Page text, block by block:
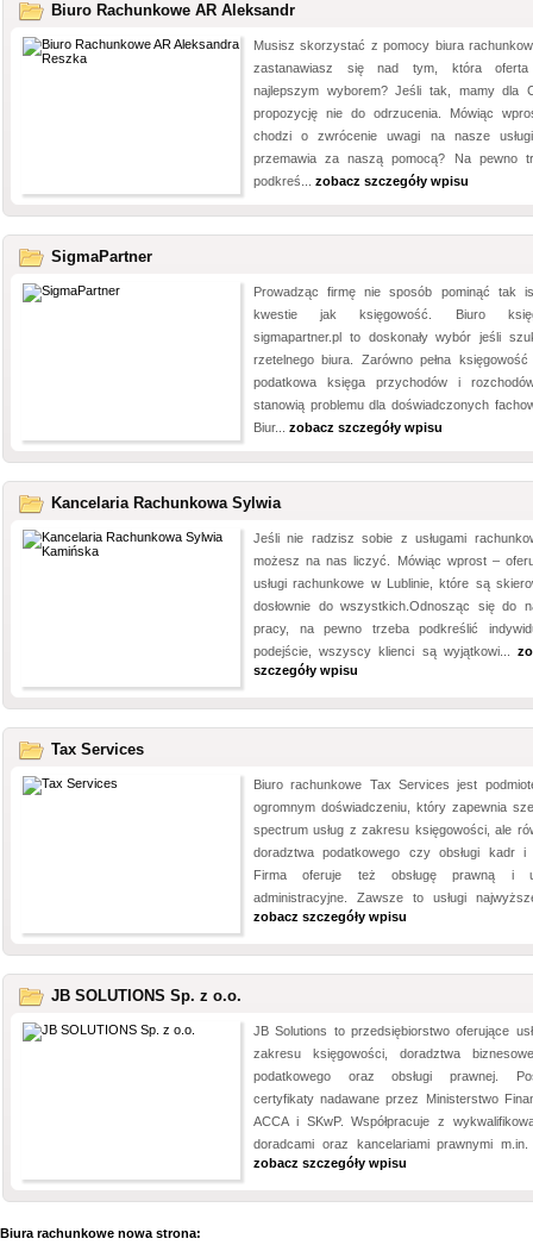
Biuro Rachunkowe AR Aleksandr
Musisz skorzystać z pomocy biura
zastanawiasz się nad tym, która
najlepszym wyborem? Jeśli tak, mamy dla
propozycję nie do odrzucenia. Mówiąc
chodzi o zwrócenie uwagi na nasze
przemawia za naszą pomocą? Na pewno
podkreś... zobacz szczegóły wpisu
SigmaPartner
Prowadząc firmę nie sposób pominąć tak
kwestie jak księgowość. Biuro
sigmapartner.pl to doskonały wybór jeśli
rzetelnego biura. Zarówno pełna
podatkowa księga przychodów i
stanowią problemu dla doświadczonych
Biur... zobacz szczegóły wpisu
Kancelaria Rachunkowa Sylwia
Jeśli nie radzisz sobie z usługami
możesz na nas liczyć. Mówiąc wprost –
usługi rachunkowe w Lublinie, które są
dosłownie do wszystkich.Odnosząc się do
pracy, na pewno trzeba podkreślić
podejście, wszyscy klienci są wyjątkowi...
szczegóły wpisu
Tax Services
Biuro rachunkowe Tax Services jest
ogromnym doświadczeniu, który zapewnia
spectrum usług z zakresu księgowości, ale
doradztwa podatkowego czy obsługi kadr i
Firma oferuje też obsługę prawną i
administracyjne. Zawsze to usługi
zobacz szczegóły wpisu
JB SOLUTIONS Sp. z o.o.
JB Solutions to przedsiębiorstwo oferujące
zakresu księgowości, doradztwa
podatkowego oraz obsługi prawnej.
certyfikaty nadawane przez Ministerstwo
ACCA i SKwP. Współpracuje z
doradcami oraz kancelariami prawnymi
zobacz szczegóły wpisu
Biura rachunkowe nowa strona: